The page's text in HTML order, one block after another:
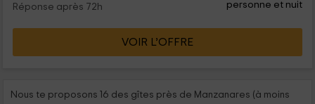
Réponse après 72h
personne et nuit
VOIR L’OFFRE
Nous te proposons 16 des gîtes près de Manzanares (à moins